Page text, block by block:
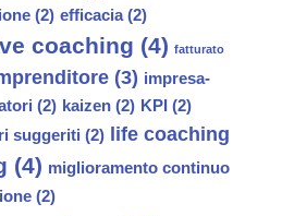
(2) efficacia(2)
coaching (4) fatturato
(3) impresa-
(2) kaizen (2) KPI (2)
suggeriti (2) life coaching
(4) miglioramento continuo
(2)